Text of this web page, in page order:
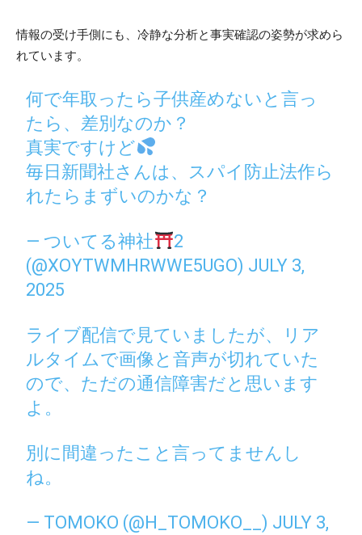
情報の受け手側にも、冷静な分析と事実確認の姿勢が求めら
れています。
何で年取ったら子供産めないと言っ
たら、差別なのか？
真実ですけど
毎日新聞社さんは、スパイ防止法作ら
れたらまずいのかな？
— ついてる神社
2
(@XOYTWMHRWWE5UGO) JULY 3,
2025
ライブ配信で見ていましたが、リア
ルタイムで画像と音声が切れていた
ので、ただの通信障害だと思います
よ。
別に間違ったこと言ってませんし
ね。
— TOMOKO (@H_TOMOKO__) JULY 3,